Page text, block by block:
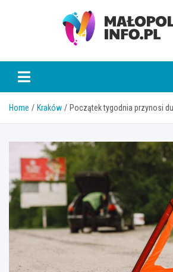
Małopolska
Home Kraków Początek tygodnia przynosi